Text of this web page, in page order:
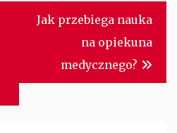
Jak przebiega nauka
na opiekuna
medycznego?